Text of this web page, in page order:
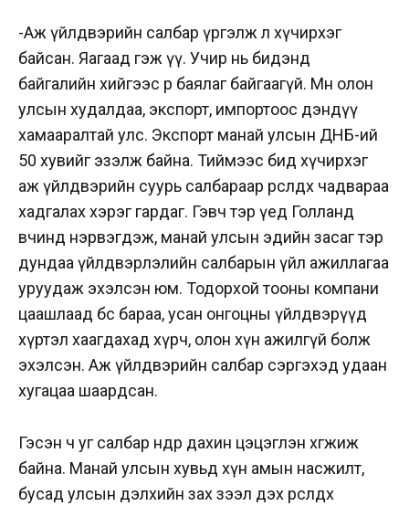
-Аж үйлдвэрийн салбар үргэлж л хүчирхэг
байсан. Яагаад гэж үү. Учир нь бидэнд
байгалийн хийгээс өөр баялаг байгаагүй. Мөн олон
улсын худалдаа, экспорт, импортоос дэндүү
хамааралтай улс. Экспорт манай улсын ДНБ-ий
50 хувийг эзэлж байна. Тиймээс бид хүчирхэг
аж үйлдвэрийн суурь салбараар өрсөлдөх чадвараа
хадгалах хэрэг гардаг. Гэвч тэр үед Голланд
өвчинд нэрвэгдэж, манай улсын эдийн засаг тэр
дундаа үйлдвэрлэлийн салбарын үйл ажиллагаа
уруудаж эхэлсэн юм. Тодорхой тооны компани
цаашлаад бөс бараа, усан онгоцны үйлдвэрүүд
хүртэл хаагдахад хүрч, олон хүн ажилгүй болж
эхэлсэн. Аж үйлдвэрийн салбар сэргэхэд удаан
хугацаа шаардсан.
Гэсэн ч уг салбар өнөөдөр дахин цэцэглэн хөгжиж
байна. Манай улсын хувьд хүн амын насжилт,
бусад улсын дэлхийн зах зээл дэх өрсөлдөх